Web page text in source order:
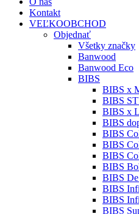
Kontakt
VEĽKOOBCHOD
Objednať
Všetky značky
Banwood
Banwood Eco
BIBS
BIBS x
BIBS
BIBS x
BIBS
BIBS
BIBS
BIBS
BIBS
BIBS
BIBS
BIBS
BIBS